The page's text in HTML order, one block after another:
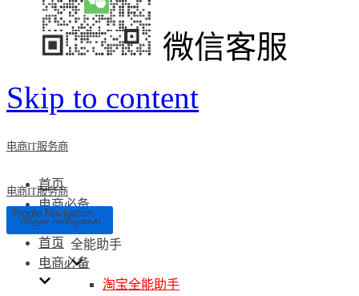
微信客服
Skip to content
电商IT服务商
首页
电商必备
全能助手
淘宝全能助手
电商IT服务商
Toggle Navigation
Toggle Navigation
首页
电商必备